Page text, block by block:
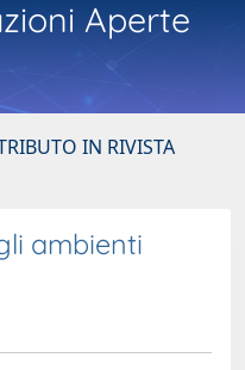
Aperte
IN RIVISTA
ambienti